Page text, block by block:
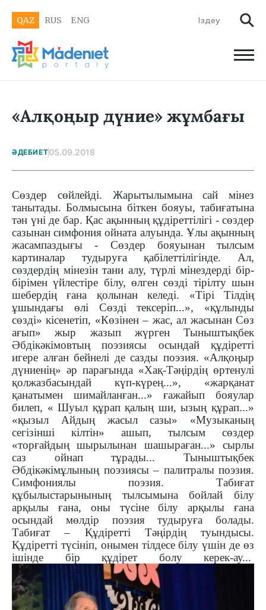
QAZ RUS ENG
«Алқоңыр дүние» жұмбағы
ӘДЕБИЕТ05.09.2018
Сөздер сөйлейді. Жарытылымына сай мінез
танытады. Болмысына біткен бояуы, табиғатына
тән үні де бар. Қас ақынның құдіреттілігі - сөздер
сазынан симфония ойната алуында. Ұлы ақынның
жасампаздығы - Сөздер бояуынан тылсым
картиналар тудыруға қабілеттілігінде. Ал,
сөздердің мінезін тани алу, түрлі мінездерді бір-
бірімен үйлестіре білу, өлген сөзді тірілту шын
шебердің ғана қолынан келеді. «Тірі Тілдің
ұшындағы өлі Сөзді тексеріп...», «құлынды
сөзді» кісенетіп, «Көзінен – жас, ал жасынан Сөз
ағып» жыр жазып жүрген Тыныштықбек
Әбдікәкімовтың поэзиясы осындай құдіретті
игере алған бейнелі де сазды поэзия. «Алқоңыр
дүниенің» әр парағында «Хақ-Тәңірдің өртенулі
қолжазбасындай күп-күрең...», «жарқанат
қанатымен шимайланған...» ғажайып бояулар
билеп, « Шуыл құрап қалың ши, ызың құрап...»
«қызыл Айдың жасыл сазы» «Музыканың
сегізінші кілтін» ашып, тылсым сөздер
«торғайдың шырылынан шашыраған...» сырлы
саз ойнап тұрады... Тыныштықбек
Әбдікәкімұлының поэзиясы – палитралы поэзия.
Симфониялы поэзия. Табиғат
құбылыстарынының тылсымына бойлай білу
арқылы ғана, оны түсіне білу арқылы ғана
осындай мөлдір поэзия тудыруға болады.
Табиғат – Құдіретті Тәңірдің туындысы.
Құдіретті түсініп, онымен тілдесе білу үшін де өз
ішінде бір құдірет болу керек-ау...